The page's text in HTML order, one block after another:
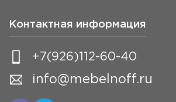
Контактная информация
+7(926)112-60-40
info@mebelnoff.ru